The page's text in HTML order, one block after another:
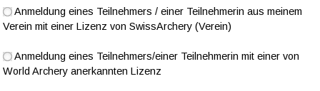
Anmeldung eines Teilnehmers / einer Teilnehmerin aus meinem
Verein mit einer Lizenz von SwissArchery (Verein)
Anmeldung eines Teilnehmers/einer Teilnehmerin mit einer von
World Archery anerkannten Lizenz